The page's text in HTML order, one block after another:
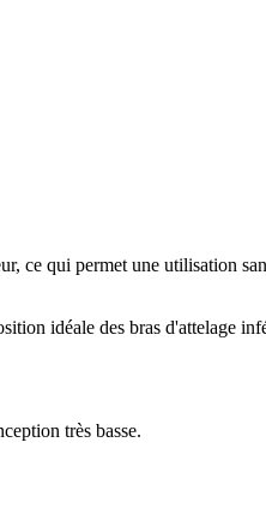
ce qui permet une utilisation
idéale des bras d'attelage
très basse.